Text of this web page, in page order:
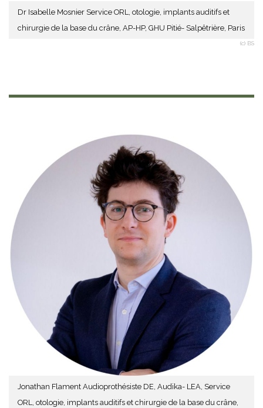
Dr Isabelle Mosnier Service ORL, otologie, implants auditifs et
chirurgie de la base du crâne, AP-HP, GHU Pitié- Salpêtrière, Paris
(c) BS
Jonathan Flament Audioprothésiste DE, Audika- LEA, Service
ORL, otologie, implants auditifs et chirurgie de la base du crâne,